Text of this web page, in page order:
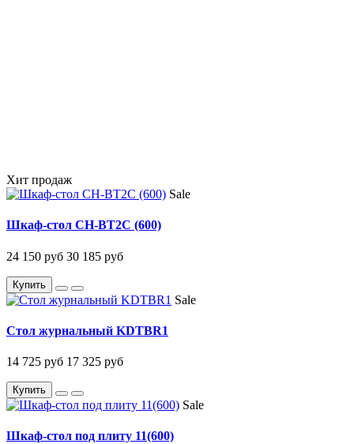
Хит продаж
Sale
Шкаф-стол CH-BT2C (600)
24 150 руб 30 185 руб
Купить
Sale
Стол журнальный KDTBR1
14 725 руб 17 325 руб
Купить
Sale
Шкаф-стол под плиту 11(600)